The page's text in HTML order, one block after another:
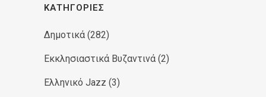
ΚΑΤΗΓΟΡΊΕΣ
Δημοτικά (282)
Εκκλησιαστικά Βυζαντινά (2)
Ελληνικό Jazz (3)